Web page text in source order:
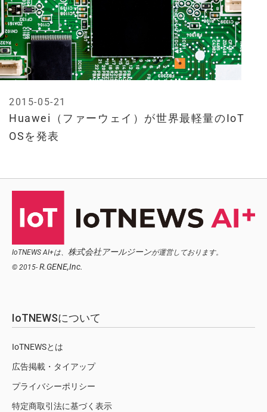
Huawei（ファーウェイ）が世界最軽量のIoT
OSを発表
2015-05-21
IoTNEWS AI+は、 株式会社アールジーンが運営しております。
© 2015- R.GENE,Inc.
IoTNEWSについて
IoTNEWSとは
広告掲載・タイアップ
プライバシーポリシー
特定商取引法に基づく表示